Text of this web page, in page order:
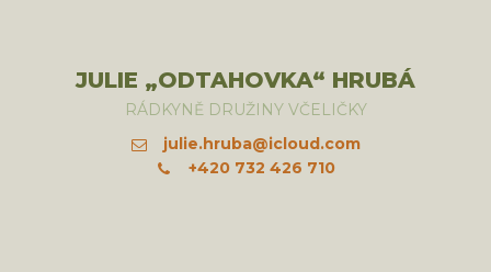
JULIE „ODTAHOVKA“ HRUBÁ
RÁDKYNĚ DRUŽINY VČELIČKY
julie.hruba@icloud.com
+420 732 426 710